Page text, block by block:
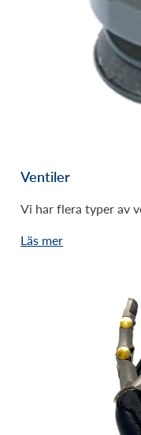
Ventiler
Vi har flera typer av
Läs mer